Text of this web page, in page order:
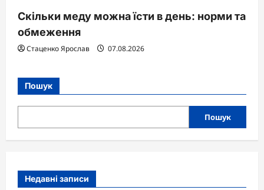
Скільки меду можна їсти в день: норми та
обмеження
Стаценко Ярослав 07.08.2026
Пошук
Пошук
Недавні записи